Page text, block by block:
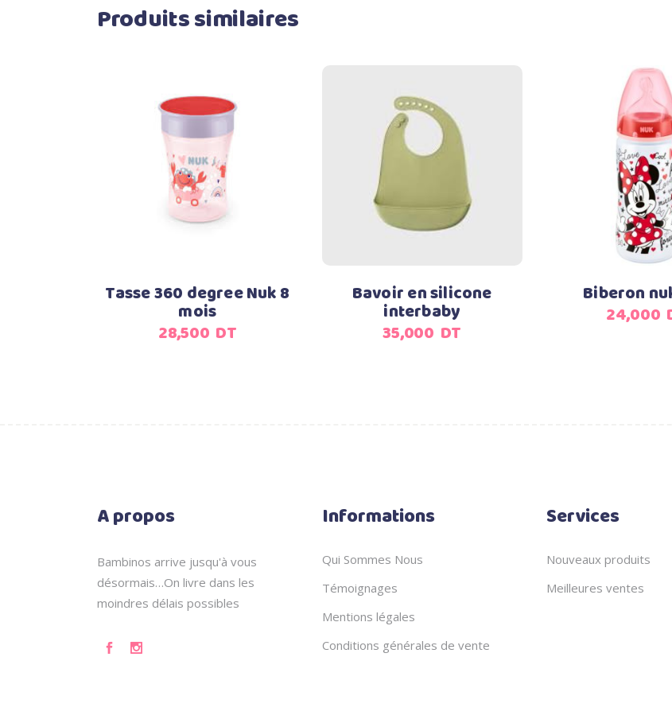
Produits similaires
Ajouter au panier
Tasse 360 degree Nuk 8
mois
28,500 DT
Ajouter au panier
Bavoir en silicone
interbaby
35,000 DT
Ajouter au
Biberon
24,000
A propos
Bambinos arrive jusqu'à vous
désormais…On livre dans les
moindres délais possibles
Informations
Qui Sommes Nous
Témoignages
Mentions légales
Conditions générales de vente
Services
Nouveaux produits
Meilleures ventes